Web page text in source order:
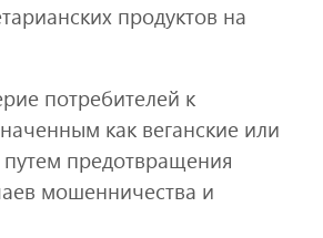
продуктов на
потребителей к
как веганские или
путем предотвращения
мошенничества и